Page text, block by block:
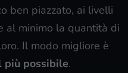
ben piazzato, ai livelli
al minimo la quantità di
Il modo migliore è
più possibile.